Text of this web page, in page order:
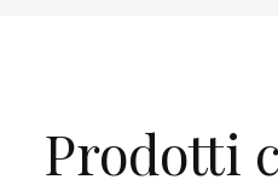
Prodotti